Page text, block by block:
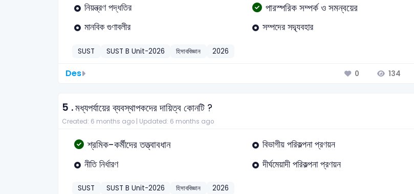
নিয়ন্ত্রণ পদ্ধতির পারস্পরিক সম্পর্ক ও সমন্বয়ের
মানবিক গুণাবলীর সম্পদের সদ্ব্যবহার
SUST SUST B Unit-2026 হিসাববিজ্ঞান 2026
Des 0 134
5 .মধ্যপর্যায়ের ব্যবস্থাপকদের দায়িত্ব কোনটি ?
Created: 6 months ago | Updated: 6 months ago
শ্রমিক-কর্মীদের তত্ত্বাবধান
বিভাগীয় পরিকল্পনা প্রণয়ন
নীতি নির্ধারণ
দীর্ঘমেয়াদী পরিকল্পনা প্রণয়ন
SUST SUST B Unit-2026 হিসাববিজ্ঞান 2026